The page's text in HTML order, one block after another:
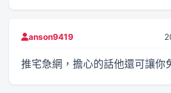
anson9419
推宅急網，擔心的話他還可讓你